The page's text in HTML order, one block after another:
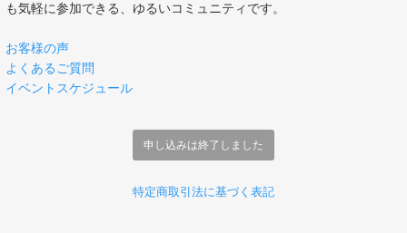
も気軽に参加できる、ゆるいコミュニティです。
お客様の声
よくあるご質問
イベントスケジュール
申し込みは終了しました
特定商取引法に基づく表記